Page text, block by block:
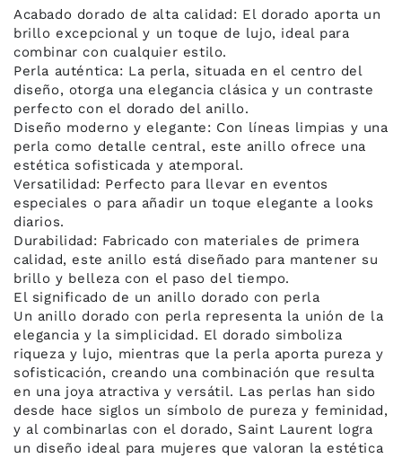
Acabado dorado de alta calidad: El dorado aporta un
brillo excepcional y un toque de lujo, ideal para
combinar con cualquier estilo.
Perla auténtica: La perla, situada en el centro del
diseño, otorga una elegancia clásica y un contraste
perfecto con el dorado del anillo.
Diseño moderno y elegante: Con líneas limpias y una
perla como detalle central, este anillo ofrece una
estética sofisticada y atemporal.
Versatilidad: Perfecto para llevar en eventos
especiales o para añadir un toque elegante a looks
diarios.
Durabilidad: Fabricado con materiales de primera
calidad, este anillo está diseñado para mantener su
brillo y belleza con el paso del tiempo.
El significado de un anillo dorado con perla
Un anillo dorado con perla representa la unión de la
elegancia y la simplicidad. El dorado simboliza
riqueza y lujo, mientras que la perla aporta pureza y
sofisticación, creando una combinación que resulta
en una joya atractiva y versátil. Las perlas han sido
desde hace siglos un símbolo de pureza y feminidad,
y al combinarlas con el dorado, Saint Laurent logra
un diseño ideal para mujeres que valoran la estética